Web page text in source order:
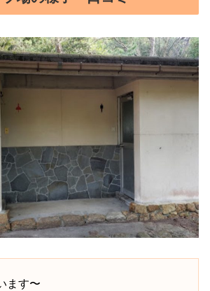
ます〜